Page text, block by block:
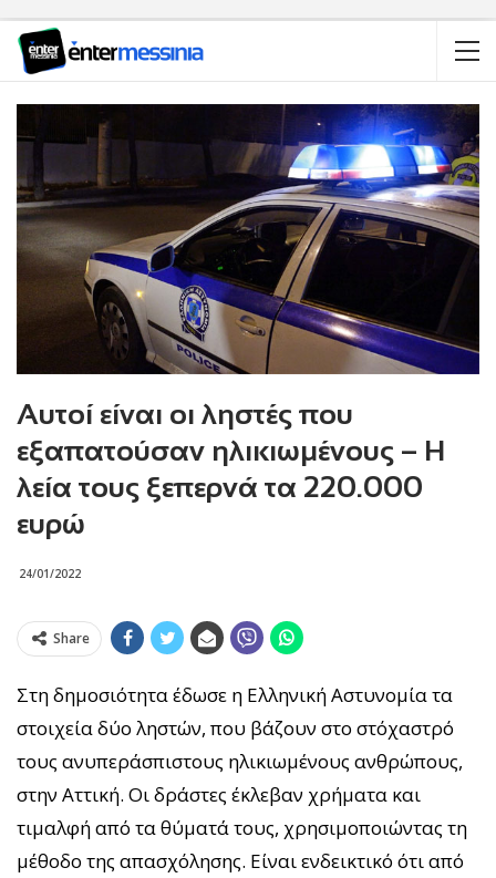
Αυτοί είναι οι ληστές που
εξαπατούσαν ηλικιωμένους – Η
λεία τους ξεπερνά τα 220.000
ευρώ
24/01/2022
Share
Στη δημοσιότητα έδωσε η Ελληνική Αστυνομία τα
στοιχεία δύο ληστών, που βάζουν στο στόχαστρό
τους ανυπεράσπιστους ηλικιωμένους ανθρώπους,
στην Αττική. Οι δράστες έκλεβαν χρήματα και
τιμαλφή από τα θύματά τους, χρησιμοποιώντας τη
μέθοδο της απασχόλησης. Είναι ενδεικτικό ότι από